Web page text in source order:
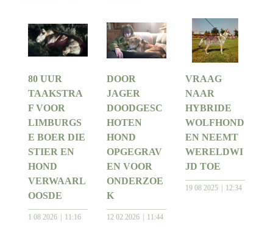
80 UUR
TAAKSTRA
F VOOR
LIMBURGS
E BOER DIE
STIER EN
HOND
VERWAARL
OOSDE
1 08 2026 11:16
DOOR
JAGER
DOODGESC
HOTEN
HOND
OPGEGRAV
EN VOOR
ONDERZOE
K
12 02 2026 11:44
VRAAG
NAAR
HYBRIDE
WOLFHOND
EN NEEMT
WERELDWI
JD TOE
19 08 2025 12:34